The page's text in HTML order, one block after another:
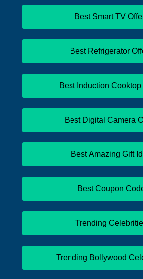
Best Smart TV
Best Refrigerator
Best Induction Cooktop
Best Digital Camera
Best Amazing Gift
Best Coupon
Trending
Trending Bollywood